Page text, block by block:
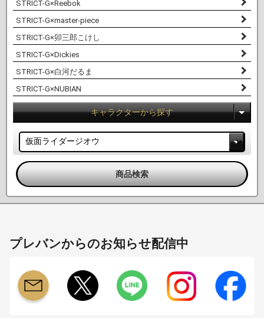
STRICT-G×Reebok
STRICT-G×master-piece
STRICT-G×卯三郎こけし
STRICT-G×Dickies
STRICT-G×白河だるま
STRICT-G×NUBIAN
キャラクターから探す
プレバンからのお知らせ配信中